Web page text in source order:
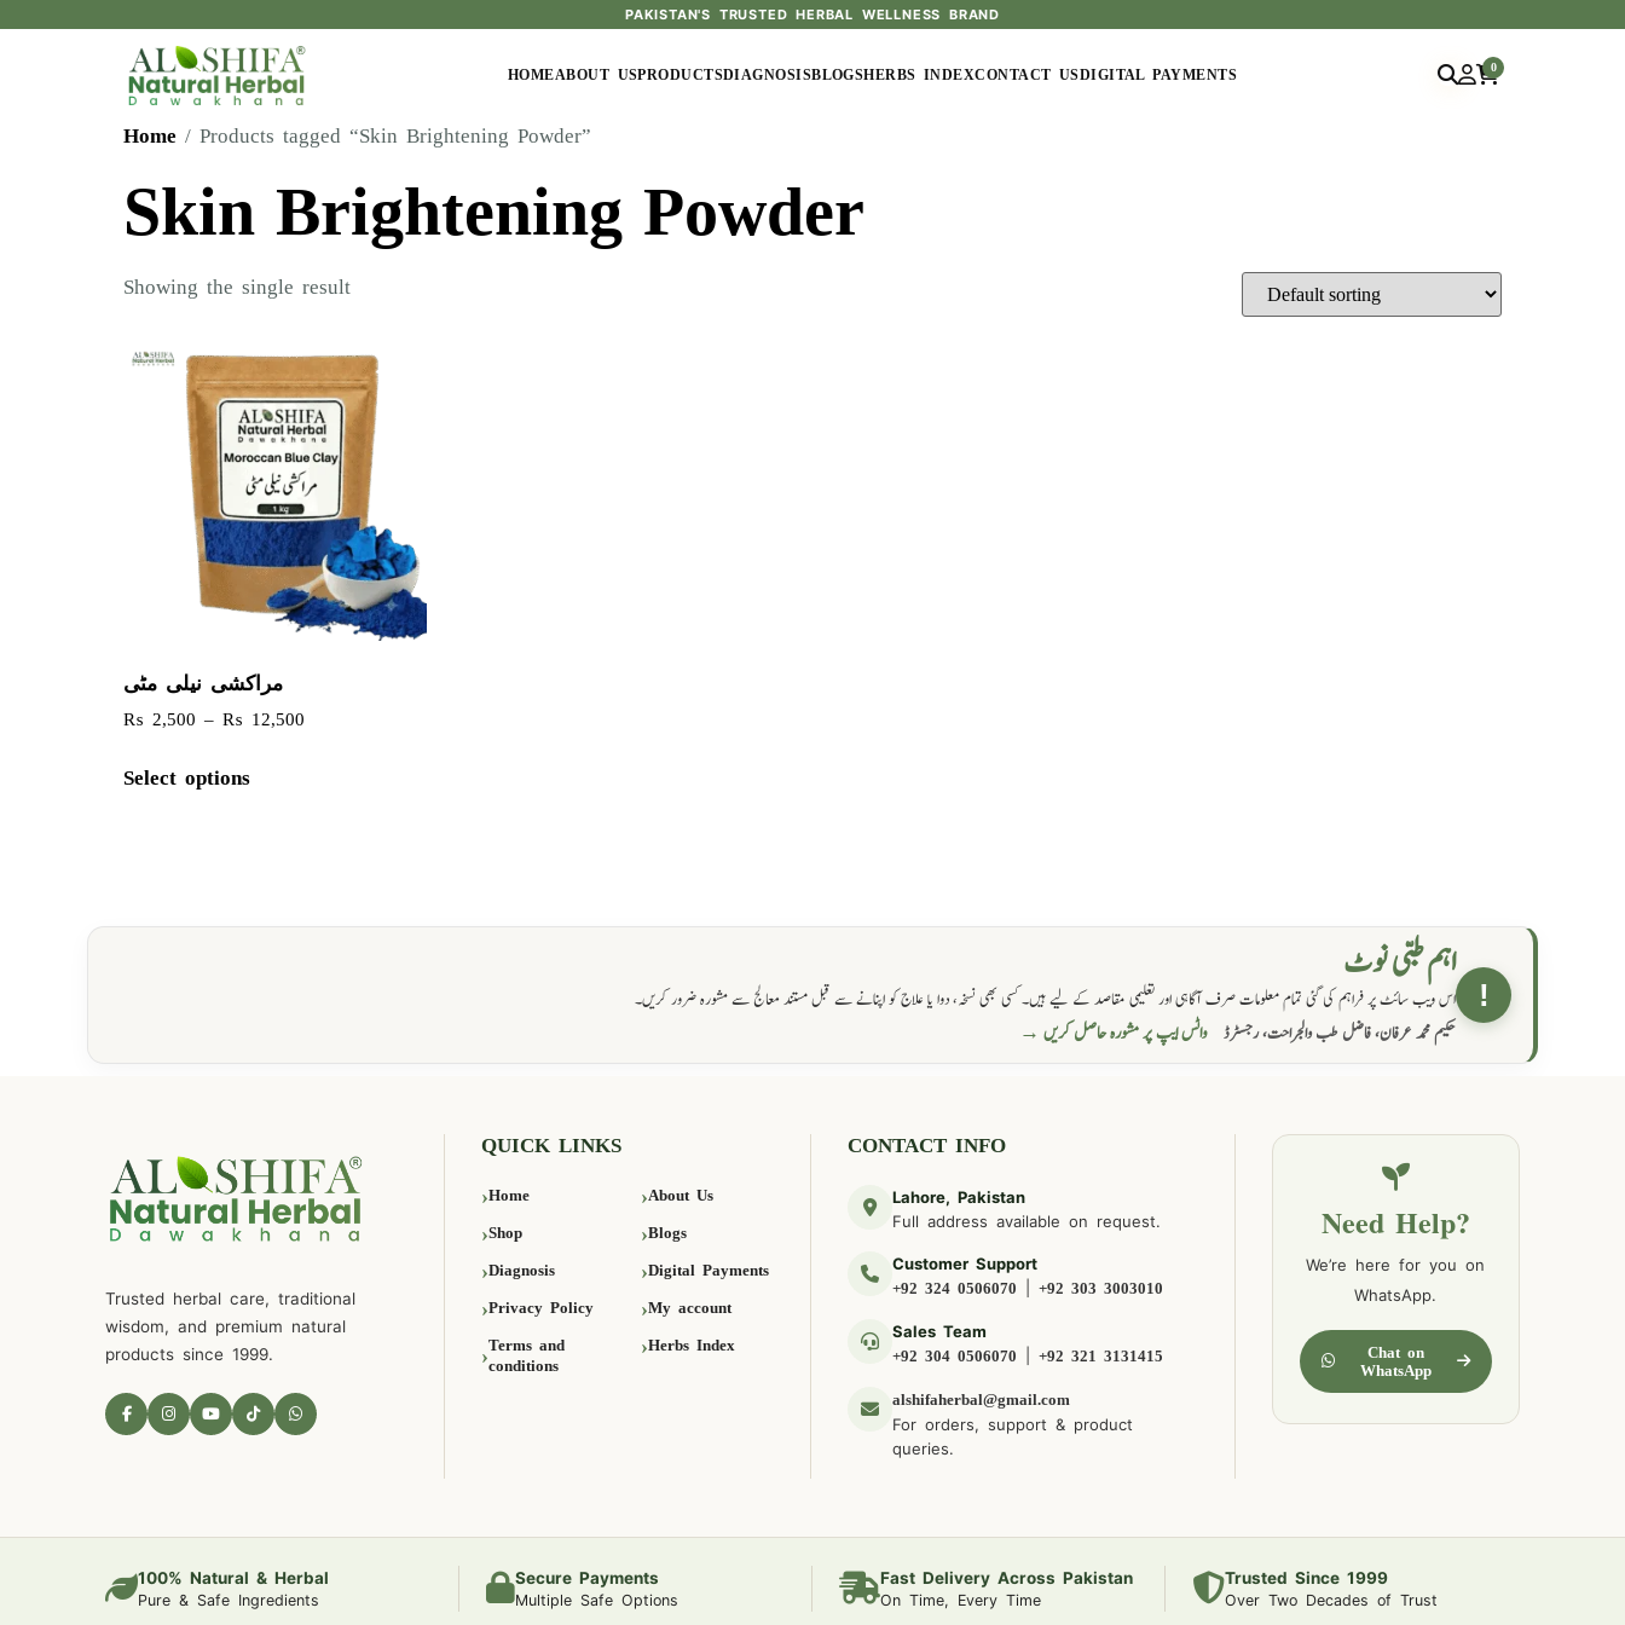
PAKISTAN'S TRUSTED HERBAL WELLNESS BRAND
HOMEABOUT USPRODUCTSDIAGNOSISBLOGSHERBS INDEXCONTACT USDIGITAL PAYMENTS
0
Home / Products tagged “Skin Brightening Powder”
Skin Brightening Powder
Showing the single result
مراکشی نیلی مٹی
₨ 2,500 – ₨ 12,500
Select options
!
اہم طبی نوٹ
اس ویب سائٹ پر فراہم کی گئی تمام معلومات صرف آگاہی اور تعلیمی مقاصد کے لیے ہیں۔ کسی بھی نسخہ، دوا یا علاج کو اپنانے سے قبل مستند معالج سے مشورہ ضرور کریں۔
حکیم محمد عرفان، فاضل طب والجراحت، رجسٹرڈ واٹس ایپ پر مشورہ حاصل کریں →
Trusted herbal care, traditional
wisdom, and premium natural
products since 1999.
QUICK LINKS
Home About Us
Shop Blogs
Diagnosis Digital Payments
Privacy Policy My account
Terms and
conditions
Herbs Index
CONTACT INFO
Lahore, Pakistan
Full address available on request.
Customer Support
+92 324 0506070 |+92 303 3003010
Sales Team
+92 304 0506070 |+92 321 3131415
alshifaherbal@gmail.com
For orders, support & product
queries.
Need Help?
We’re here for you on
WhatsApp.
Chat on
WhatsApp
100% Natural & Herbal
Pure & Safe Ingredients
Secure Payments
Multiple Safe Options
Fast Delivery Across Pakistan
On Time, Every Time
Trusted Since 1999
Over Two Decades of Trust